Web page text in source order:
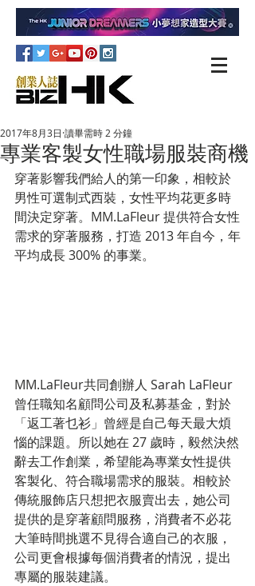
專業客製女性職場服裝商機
2017年8月3日 讀畢需時 2 分鐘
穿著影響我們給人的第一印象，相較於
男性可選制式西裝，女性平均花更多時
間決定穿著。MM.LaFleur 提供符合女性
需求的穿著服務，打造 2013 年自今，年
平均成長 300% 的事業。
MM.LaFleur共同創辦人 Sarah LaFleur
曾任職知名顧問公司及私募基金，對於
「返工著乜衫」曾經是自己每天最大煩
惱的課題。所以她在 27 歲時，毅然決然
辭去工作創業，希望能為專業女性提供
客製化、符合職場需求的服裝。相較於
傳統服飾店只想把衣服賣出去，她公司
提供的是穿著顧問服務，消費者不必花
大筆時間挑選不見得合適自己的衣服，
公司更會根據每個消費者的情況，提出
專屬的服裝建議。